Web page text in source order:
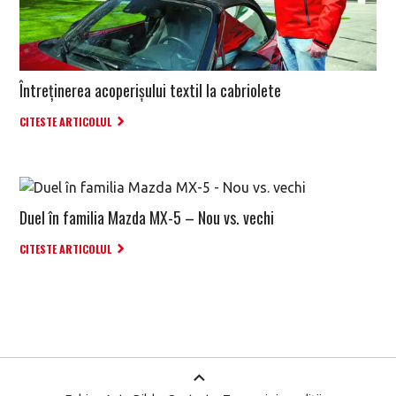
Întreținerea acoperișului textil la cabriolete
CITESTE ARTICOLUL
Duel în familia Mazda MX-5 – Nou vs. vechi
CITESTE ARTICOLUL